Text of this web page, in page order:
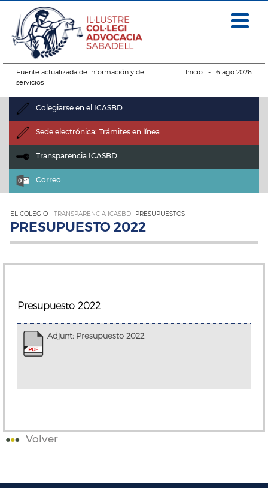
Fuente actualizada de información y de
servicios
Inicio- 6 ago 2026
Colegiarse en el ICASBD
Sede electrónica: Trámites en línea
Transparencia ICASBD
Correo
EL COLEGIO - TRANSPARENCIA ICASBD- PRESUPUESTOS
PRESUPUESTO 2022
Presupuesto 2022
Adjunt: Presupuesto 2022
Volver